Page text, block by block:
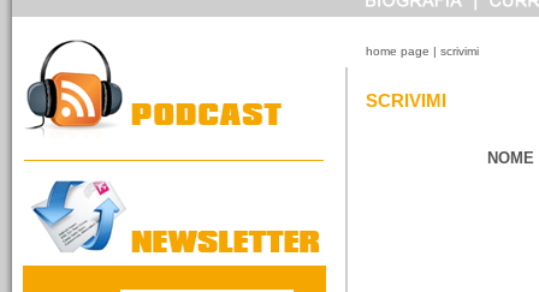
perché pensare non è
vietato.
Una riflessione di
Emiliana Conti. Il
guerra...
home page | scrivimi
SCRIVIMI